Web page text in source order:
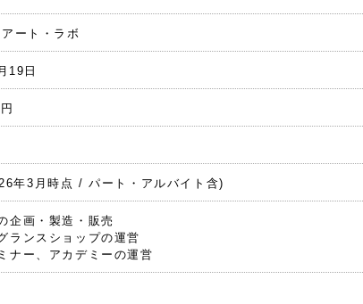
ート・ラボ
19日
年3月時点 / パート・アルバイト含)
企画・製造・販売
ランスショップの運営
ナー、アカデミーの運営